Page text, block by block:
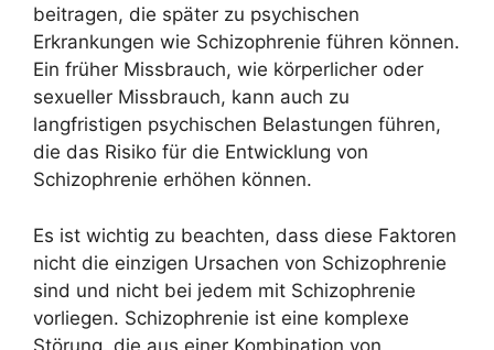
beitragen, die später zu psychischen
Erkrankungen wie Schizophrenie führen können.
Ein früher Missbrauch, wie körperlicher oder
sexueller Missbrauch, kann auch zu
langfristigen psychischen Belastungen führen,
die das Risiko für die Entwicklung von
Schizophrenie erhöhen können.
Es ist wichtig zu beachten, dass diese Faktoren
nicht die einzigen Ursachen von Schizophrenie
sind und nicht bei jedem mit Schizophrenie
vorliegen. Schizophrenie ist eine komplexe
Störung, die aus einer Kombination von